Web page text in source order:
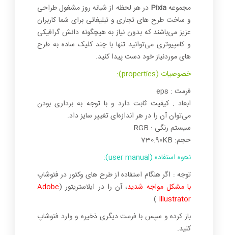
مجموعهPixia در هر لحظه از شبانه روز مشغول طراحی
و ساخت طرح های تجاری و تبلیغاتی برای شما کاربران
عزیز می‌باشند که بدون نیاز به هیچگونه دانش گرافیکی
و کامپیوتری می‌توانید تنها با چند کلیک ساده به طرح
های موردنیاز خود دست پیدا کنید.
خصوصیات (properties):
فرمت : eps
ابعاد : کیفیت ثابت دارد و با توجه به برداری بودن
می‌توان آن را در هر اندازه‌ای تغییر سایز داد.
سیستم رنگی : RGB
حجم: 730.90KB
نحوه استفاده (user manual):
توجه : اگر هنگام استفاده از طرح های وکتور در فتوشاپ
با مشکل مواجه شدید، آن را در ایلاستریتور (Adobe
Illustrator
)
باز کرده و سپس با فرمت دیگری ذخیره و وارد فتوشاپ
کنید.